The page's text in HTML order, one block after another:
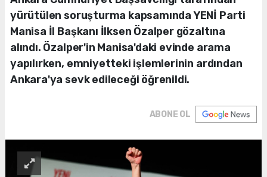
yürütülen soruşturma kapsamında YENİ Parti
Manisa İl Başkanı İlksen Özalper gözaltına
alındı. Özalper'in Manisa'daki evinde arama
yapılırken, emniyetteki işlemlerinin ardından
Ankara'ya sevk edileceği öğrenildi.
ABONE OL